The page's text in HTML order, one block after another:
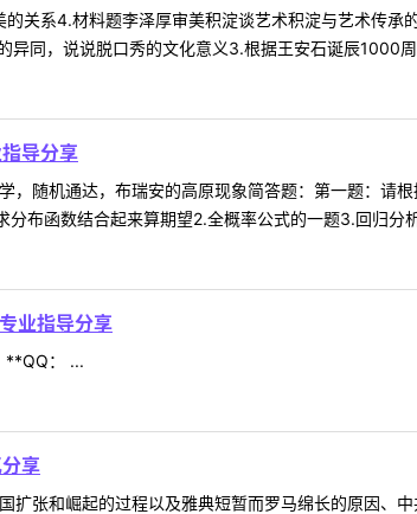
关系4.材料题李泽厚审美积淀谈艺术积淀与艺术传承
异同，说说脱口秀的文化意义3.根据王安石诞辰1000
导分享
，随机通达，布瑞安的高原现象简答题：第一题：请
布函数结合起来算期望2.全概率公式的一题3.回归分
业指导分享
**QQ： ...
享
扩张和崛起的过程以及雅典短暂而罗马绵长的原因、